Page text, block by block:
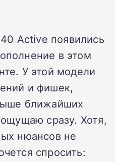
Active появились
в этом
У этой модели
и фишек,
ближайших
сразу. Хотя,
нюансов не
спросить: